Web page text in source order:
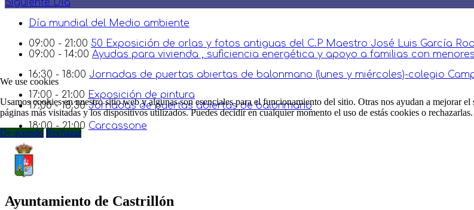
Siguiente Día
Día mundial del Medio ambiente
09:00 - 21:00 50 Exposición de orlas y fotos antiguas del C.P Maestro José Luis García
09:00 - 14:00 Ayudas para vivienda , suficiencia energética y apoyo a familias con
16:30 - 18:00 Jornadas de puertas abiertas de balonmano (lunes y miércoles)-colegio
17:00 - 21:00 Exposición de pintura
17:00 - 18:30Jornadas de puertas abiertas de balonmano
18:00 - 21:00 Carcassone
Ayuntamiento de Castrillón
We use cookies
Usamos cookies en nuestro sitio web y algunas son esenciales para el funcionamiento del sitio. Otras nos ayudan a mejorar
páginas más visitadas y los dispositivos utilizados. Puedes decidir en cualquier momento el uso de estás cookies o rechazarlas.
De acuerdo Rechazar